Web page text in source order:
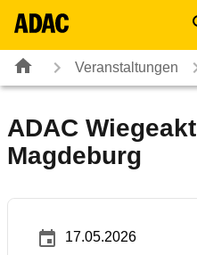
Veranstaltungen
ADAC
Magdeburg
17.05.2026